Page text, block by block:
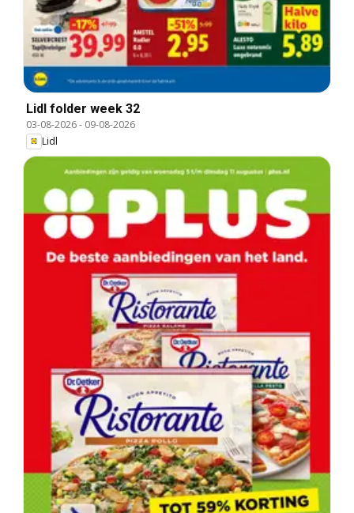
Lidl folder week 32
03-08-2026- 09-08-2026
Lidl